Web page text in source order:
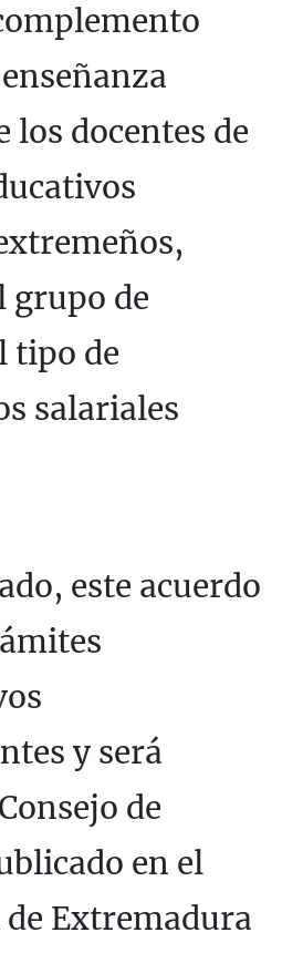
los docentes de
grupo de
tipo de
salariales
este acuerdo
y será
de
en el
Extremadura